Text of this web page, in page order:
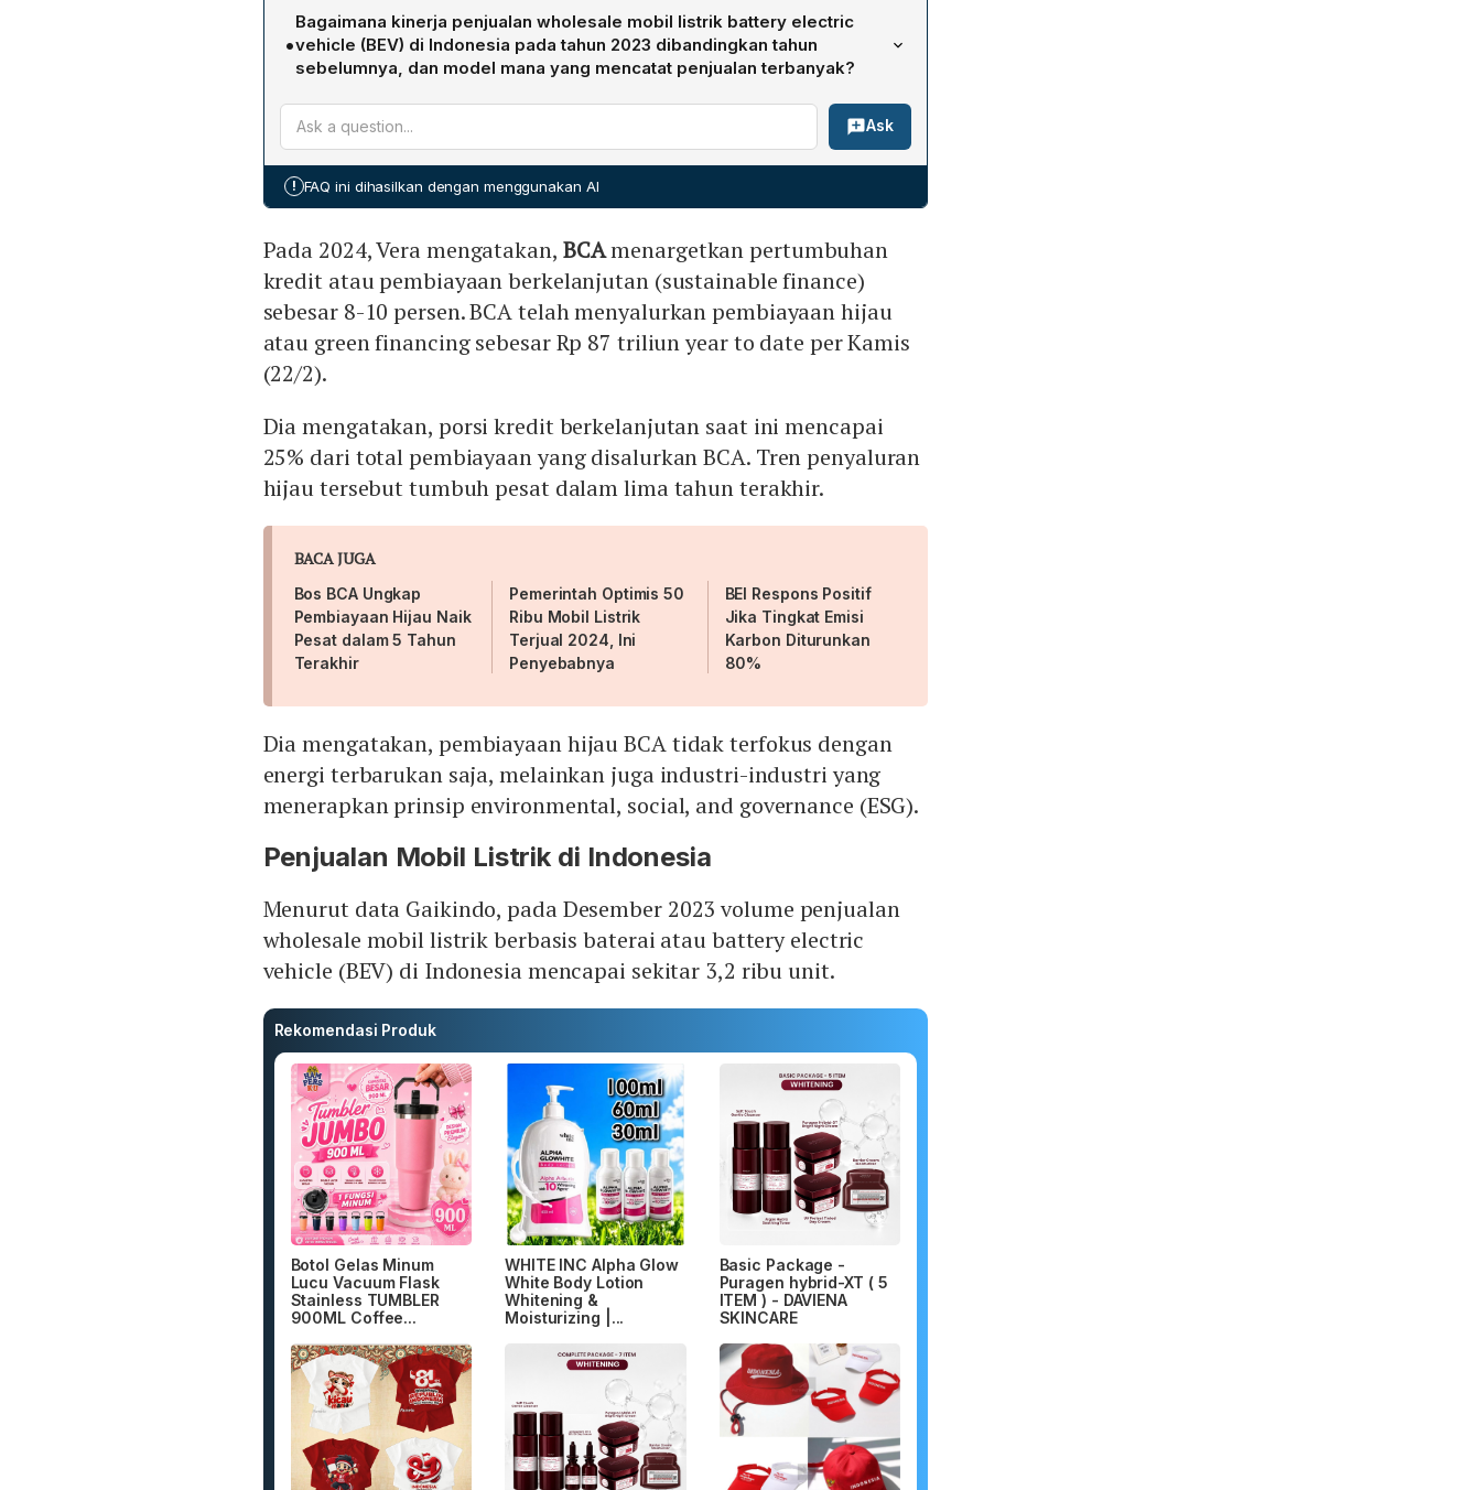
Porsi kredit berkelanjutan saat ini mencapai 25 % dari total pembiayaan BCA. Hingga
22 Februari 2024, BCA telah menyalurkan green financing sebesar Rp 87 triliun
year‑to‑date. Dalam lima tahun terakhir, penyaluran hijau tumbuh pesat,
menunjukkan peningkatan signifikan baik dari sisi volume maupun nilai pembiayaan.
•
Bagaimana kinerja penjualan wholesale mobil listrik battery electric
vehicle (BEV) di Indonesia pada tahun 2023 dibandingkan tahun
sebelumnya, dan model mana yang mencatat penjualan terbanyak?
Menurut data Gaikindo, wholesale BEV pada Desember 2023 mencapai 3,2 ribuan
unit, naik 65 % MoM dan 33 % YoY. Pada periode Januari‑Desember 2023 total
penjualan mencapai 17,06 ribuan unit, meningkat 65,2 % YoY dibanding 2022
dengan 6,33 ribuan unit, diikuti Wuling Air EV Long Range 3,46 ribuan unit.
Ask
! FAQ ini dihasilkan dengan menggunakan AI
Pada 2024, Vera mengatakan, BCAmenargetkan pertumbuhan
kredit atau pembiayaan berkelanjutan (sustainable finance)
sebesar 8-10 persen. BCA telah menyalurkan pembiayaan hijau
atau green financing sebesar Rp 87 triliun year to date per Kamis
(22/2).
Dia mengatakan, porsi kredit berkelanjutan saat ini mencapai
25% dari total pembiayaan yang disalurkan BCA. Tren penyaluran
hijau tersebut tumbuh pesat dalam lima tahun terakhir.
BACA JUGA
Bos BCA Ungkap
Pembiayaan Hijau Naik
Pesat dalam 5 Tahun
Terakhir
Pemerintah Optimis 50
Ribu Mobil Listrik
Terjual 2024, Ini
Penyebabnya
BEI Respons Positif
Jika Tingkat Emisi
Karbon Diturunkan
80%
Dia mengatakan, pembiayaan hijau BCA tidak terfokus dengan
energi terbarukan saja, melainkan juga industri-industri yang
menerapkan prinsip environmental, social, and governance (ESG).
Penjualan Mobil Listrik di Indonesia
Menurut data Gaikindo, pada Desember 2023 volume penjualan
wholesale mobil listrik berbasis baterai atau battery electric
vehicle (BEV) di Indonesia mencapai sekitar 3,2 ribu unit.
Rekomendasi Produk
Botol Gelas Minum
Lucu Vacuum Flask
Stainless TUMBLER
900ML Coffee...
WHITE INC Alpha Glow
White Body Lotion
Whitening &
Moisturizing |...
Basic Package -
Puragen hybrid-XT ( 5
ITEM ) - DAVIENA
SKINCARE